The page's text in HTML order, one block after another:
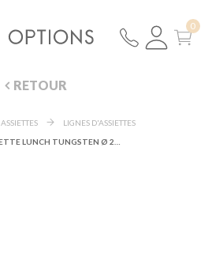
RETOUR
ASSIETTES
LIGNES D'ASSIETTES